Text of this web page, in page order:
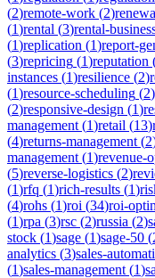
(2)remote-work (2)
(1)rental (3)rental-
(1)replication (1)report-
(3)repricing (1)reputation
instances (1)resilience (2)
(1)resource-scheduling (2)
(2)responsive-design (1)
management (1)retail (13)
(4)returns-management (2
management (1)revenue-
(5)reverse-logistics (2)
(1)rfq (1)rich-results (1)
(4)rohs (1)roi (34)roi-
(1)rpa (3)rsc (2)russia (2)
stock (1)sage (1)sage-50 (
analytics (3)sales-
(1)sales-management (1)